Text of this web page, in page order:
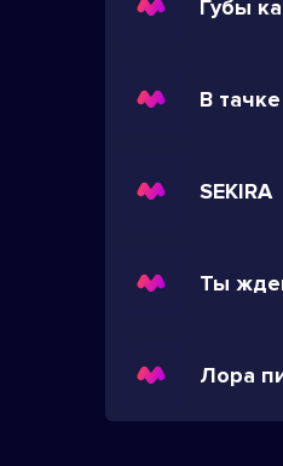
Губы
В
SEKIRA
Лора